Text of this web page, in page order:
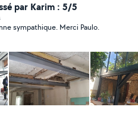
par Karim : 5/5
Travail Pro et personne sympathique. Merci Paulo.